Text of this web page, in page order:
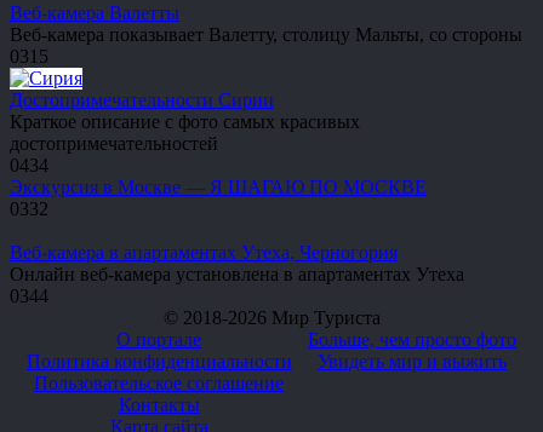
Веб-камера Валетты
Веб-камера показывает Валетту, столицу Мальты, со стороны
0315
Достопримечательности Сирии
Краткое описание с фото самых красивых
достопримечательностей
0434
Экскурсия в Москве — Я ШАГАЮ ПО МОСКВЕ
0332
Веб-камера в апартаментах Утеха, Черногория
Онлайн веб-камера установлена в апартаментах Утеха
0344
© 2018-2026 Мир Туриста
О портале
Политика конфиденциальности
Пользовательское соглашение
Контакты
Карта сайта
Больше, чем просто фото
Увидеть мир и выжить